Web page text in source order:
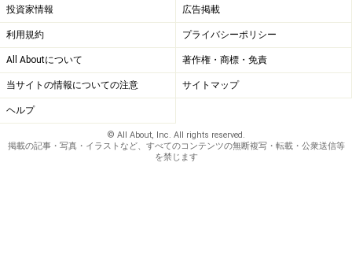
天気予報を見て傘を準備して外出するように、人生の天
気予報ができれば、新しく踏み出す一歩が怖くなくなる
でしょう。手相は、そんな力を秘めています。
投資家情報 広告掲載
利用規約 プライバシーポリシー
All Aboutについて 著作権・商標・免責
当サイトの情報についての注意 サイトマップ
ヘルプ
© All About, Inc. All rights reserved.
掲載の記事・写真・イラストなど、すべてのコンテンツの無断複写・転載・公衆送信等
を禁じます